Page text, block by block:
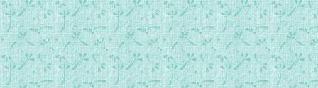
096二十五、无罪婴儿被杀.mp3
097二十六、圣家到玛达来亚.mp3
098二十七、圣家由埃及返乡.mp3
099二十八、若翰童年在旷野里长大.mp3